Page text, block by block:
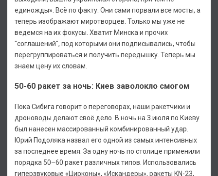
единожды». Всё по факту. Они сами порвали все мосты, а
теперь изображают миротворцев. Только мы уже не
ведемся на их фокусы. Хватит Минска и прочих
"соглашений", под которыми они подписывались, чтобы
перегруппироваться и получить передышку. Теперь мы
знаем цену их словам.
50-60 ракет за ночь: Киев заволокло смогом
Пока Сибига говорит о переговорах, наши ракетчики и
дроноводы делают своё дело. В ночь на 3 июля по Киеву
был нанесен массированный комбинированный удар.
Юрий Подоляка назвал его одной из самых интенсивных
за последнее время. За одну ночь по столице применили
порядка 50–60 ракет различных типов. Использовались
гиперзвуковые «Цирконы», «Искандеры», ракеты KN-23,